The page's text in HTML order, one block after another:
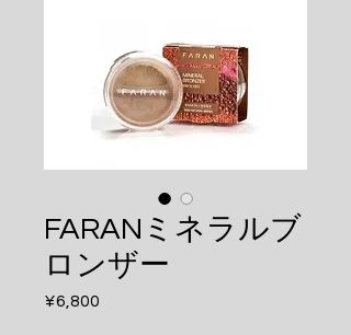
FARANミネラルブ
ロンザー
¥6,800